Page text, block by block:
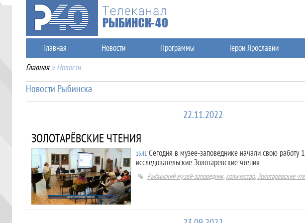
Главная Новости Программы Герои Ярославии
Главная » Новости
Новости Рыбинска
22.11.2022
ЗОЛОТАРЁВСКИЕ ЧТЕНИЯ
16:41 Сегодня в музее-заповеднике начали свою работу
исследовательские Золотарёвские чтения.
Рыбинский музей-заповедник, количество, Золотарёвские